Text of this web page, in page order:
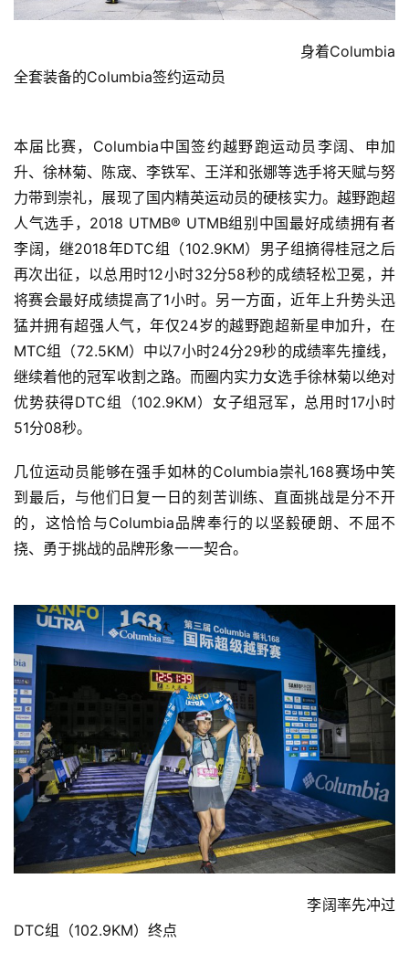
比
观
察
装
备
训
练
频
户
身着Columbia
全套装备的Columbia签约运动员
本届比赛，Columbia中国签约越野跑运动员李阔、申加
升、徐林菊、陈宬、李铁军、王洋和张娜等选手将天赋与努
力带到崇礼，展现了国内精英运动员的硬核实力。越野跑超
人气选手，2018 UTMB®️ UTMB组别中国最好成绩拥有者
李阔，继2018年DTC组（102.9KM）男子组摘得桂冠之后
再次出征，以总用时12小时32分58秒的成绩轻松卫冕，并
将赛会最好成绩提高了1小时。另一方面，近年上升势头迅
猛并拥有超强人气，年仅24岁的越野跑超新星申加升，在
MTC组（72.5KM）中以7小时24分29秒的成绩率先撞线，
继续着他的冠军收割之路。而圈内实力女选手徐林菊以绝对
优势获得DTC组（102.9KM）女子组冠军，总用时17小时
51分08秒。
几位运动员能够在强手如林的Columbia崇礼168赛场中笑
到最后，与他们日复一日的刻苦训练、直面挑战是分不开
的，这恰恰与Columbia品牌奉行的以坚毅硬朗、不屈不
挠、勇于挑战的品牌形象一一契合。
李阔率先冲过
DTC组（102.9KM）终点